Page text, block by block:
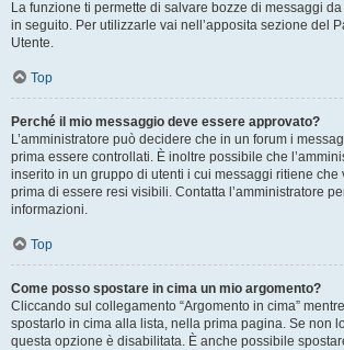
La funzione ti permette di salvare bozze di messaggi
in seguito. Per utilizzarle vai nell’apposita sezione del
Utente.
Top
Perché il mio messaggio deve essere approvato?
L’amministratore può decidere che in un forum i
prima essere controllati. È inoltre possibile che
inserito in un gruppo di utenti i cui messaggi ritiene che
prima di essere resi visibili. Contatta l’amministratore
informazioni.
Top
Come posso spostare in cima un mio argomento?
Cliccando sul collegamento “Argomento in cima”
spostarlo in cima alla lista, nella prima pagina. Se non
questa opzione è disabilitata. È anche possibile